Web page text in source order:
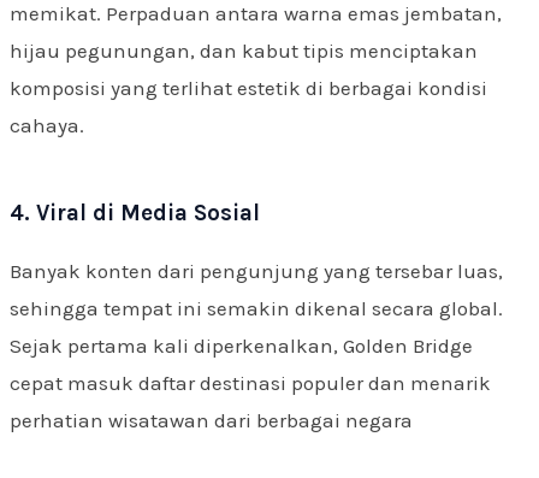
memikat. Perpaduan antara warna emas jembatan,
hijau pegunungan, dan kabut tipis menciptakan
komposisi yang terlihat estetik di berbagai kondisi
cahaya.
4. Viral di Media Sosial
Banyak konten dari pengunjung yang tersebar luas,
sehingga tempat ini semakin dikenal secara global.
Sejak pertama kali diperkenalkan, Golden Bridge
cepat masuk daftar destinasi populer dan menarik
perhatian wisatawan dari berbagai negara